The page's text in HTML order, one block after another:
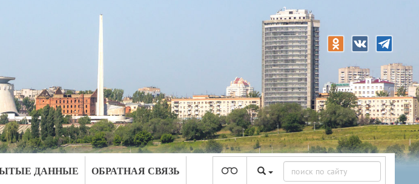
ДАННЫЕ ОБРАТНАЯ СВЯЗЬ